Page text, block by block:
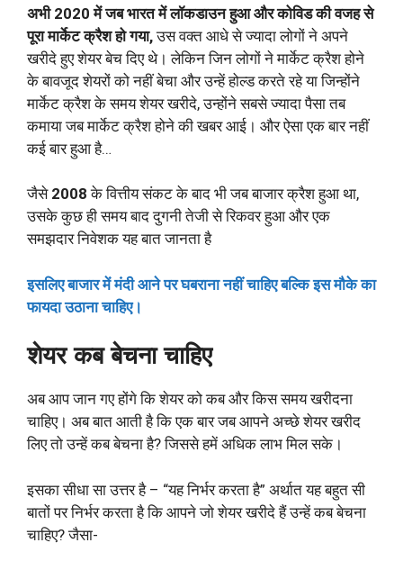
अभी 2020 में जब भारत में लॉकडाउन हुआ और कोविड की वजह से
पूरा मार्केट क्रैश हो गया,उस वक्त आधे से ज्यादा लोगों ने अपने
खरीदे हुए शेयर बेच दिए थे। लेकिन जिन लोगों ने मार्केट क्रैश होने
के बावजूद शेयरों को नहीं बेचा और उन्हें होल्ड करते रहे या जिन्होंने
मार्केट क्रैश के समय शेयर खरीदे, उन्होंने सबसे ज्यादा पैसा तब
कमाया जब मार्केट क्रैश होने की खबर आई। और ऐसा एक बार नहीं
कई बार हुआ है…
जैसे 2008 के वित्तीय संकट के बाद भी जब बाजार क्रैश हुआ था,
उसके कुछ ही समय बाद दुगनी तेजी से रिकवर हुआ और एक
समझदार निवेशक यह बात जानता है
इसलिए बाजार में मंदी आने पर घबराना नहीं चाहिए बल्कि इस मौके का
फायदा उठाना चाहिए।
शेयर कब बेचना चाहिए
अब आप जान गए होंगे कि शेयर को कब और किस समय खरीदना
चाहिए। अब बात आती है कि एक बार जब आपने अच्छे शेयर खरीद
लिए तो उन्हें कब बेचना है? जिससे हमें अधिक लाभ मिल सके।
इसका सीधा सा उत्तर है – “यह निर्भर करता है” अर्थात यह बहुत सी
बातों पर निर्भर करता है कि आपने जो शेयर खरीदे हैं उन्हें कब बेचना
चाहिए? जैसा-